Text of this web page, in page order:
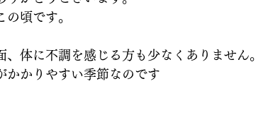
頃です。
体に不調を感じる方も少なくありません。
かかりやすい季節なのです